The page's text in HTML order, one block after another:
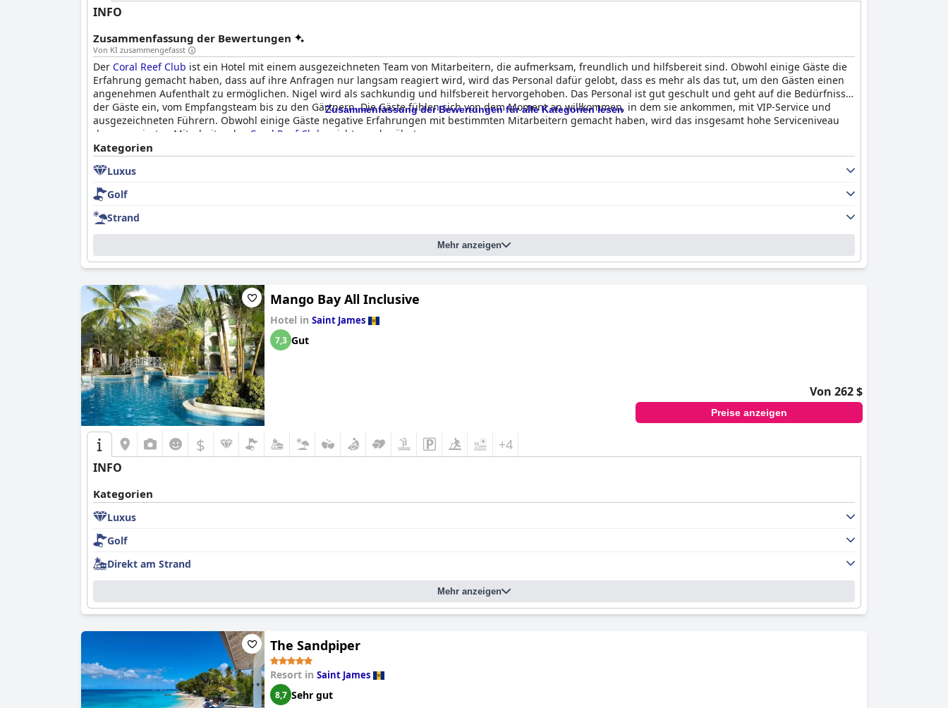
INFO
Zusammenfassung der Bewertungen
Von KI zusammengefasst
Der Coral Reef Club ist ein Hotel mit einem ausgezeichneten Team von Mitarbeitern, die aufmerksam, freundlich und hilfsbereit sind. Obwohl einige Gäste die
Erfahrung gemacht haben, dass auf ihre Anfragen nur langsam reagiert wird, wird das Personal dafür gelobt, dass es mehr als das tut, um den Gästen einen
angenehmen Aufenthalt zu ermöglichen. Nigel wird als sachkundig und hilfsbereit hervorgehoben. Das Personal ist gut geschult und geht auf die Bedürfnisse
der Gäste ein, vom Empfangsteam bis zu den Gärtnern. Die Gäste fühlen sich von dem Moment an willkommen, in dem sie ankommen, mit VIP-Service und
ausgezeichneten Führern. Obwohl einige Gäste negative Erfahrungen mit bestimmten Mitarbeitern gemacht haben, wird das insgesamt hohe Serviceniveau
der engagierten Mitarbeiter des
Coral Reef Club s nicht geschmälert.
Zusammenfassung der Bewertungen für alle Kategorien lesen
Kategorien
Luxus
Golf
Strand
Mehr anzeigen
Mango Bay All Inclusive
Hotel in Saint James
7,3 Gut
Von 262 $
Preise anzeigen
$ +4
INFO
Kategorien
Luxus
Golf
Direkt am Strand
Mehr anzeigen
The Sandpiper
Resort in Saint James
8,7 Sehr gut